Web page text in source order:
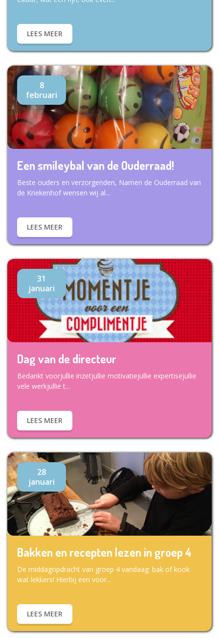
LEES MEER
8
februari
Een smileybal van de Ouderraad!
Beste ouders en verzorgenden, Namen de Ouderraad van
de Kriekenhof wensen wij al...
LEES MEER
31
januari
Dag van de directeur
Bedankt voorjullie inzetjullie motivatiejullie expertisejullie
vele werkjullie t...
LEES MEER
28
januari
Bakken en recepten lezen in groep 4
De middagopdracht van groep 4 vandaag: bak of kook
wat lekkers! Hierbij een voor...
LEES MEER